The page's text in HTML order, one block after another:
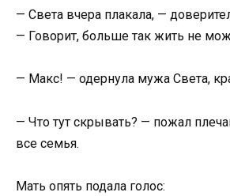
— Света вчера плакала, —
— Говорит, больше так жить не
— Макс! — одернула мужа Света,
— Что тут скрывать? — пожал
все семья.
Мать опять подала голос: